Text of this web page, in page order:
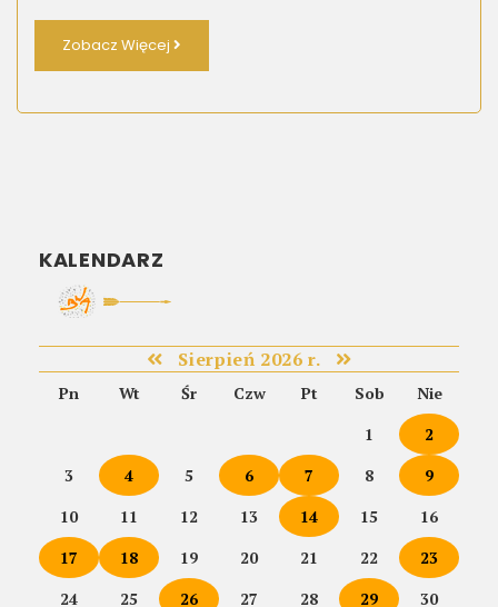
Zobacz Więcej
KALENDARZ
Sierpień 2026 r.
Pn Wt Śr Czw Pt Sob
Nie
1
2
3
4 5 6 7 8
9
10
11 12 13 14 15
16
17
18 19 20 21 22
23
24
25 26 27 28 29 30